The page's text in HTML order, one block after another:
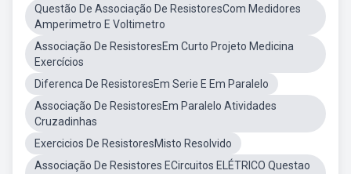
Questão De Associação De ResistoresCom Medidores
Amperimetro E Voltimetro
Associação De ResistoresEm Curto Projeto Medicina
Exercícios
Diferenca De ResistoresEm Serie E Em Paralelo
Associação De ResistoresEm Paralelo Atividades
Cruzadinhas
Exercicios De ResistoresMisto Resolvido
Associação De Resistores ECircuitos ELÉTRICO Questao